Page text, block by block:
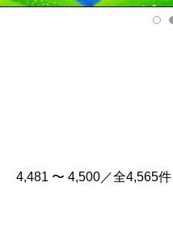
v
4,481 〜 4,500／全4,565件